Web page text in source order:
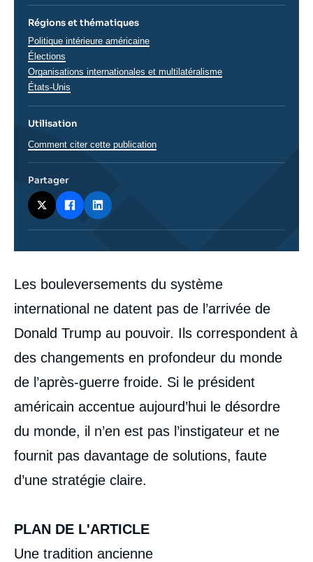
Corps
analyses
Les bouleversements du système
international ne datent pas de l’arrivée de
Donald Trump au pouvoir. Ils correspondent à
des changements en profondeur du monde
de l’après-guerre froide. Si le président
américain accentue aujourd’hui le désordre
du monde, il n’en est pas l’instigateur et ne
fournit pas davantage de solutions, faute
d’une stratégie claire.
PLAN DE L'ARTICLE
Une tradition ancienne
Régions et thématiques
Thématiques
analyses
Politique intérieure américaine
Élections
Organisations internationales et multilatéralisme
Régions
États-Unis
Utilisation
Comment citer cette publication
Partager